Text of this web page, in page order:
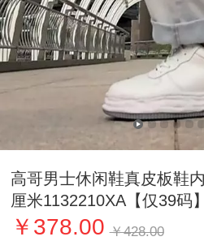
高哥男士休闲鞋真皮板鞋
厘米1132210XA【仅39码】
￥378.00 ￥428.00